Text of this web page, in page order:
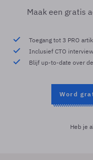
Maak een gratis
Toegang tot 3 PRO
Inclusief CTO
Blijf up-to-date over
Word
Heb je